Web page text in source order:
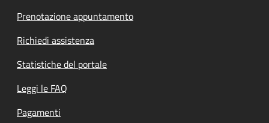
Prenotazione appuntamento
Richiedi assistenza
Statistiche del portale
Leggi le FAQ
Pagamenti